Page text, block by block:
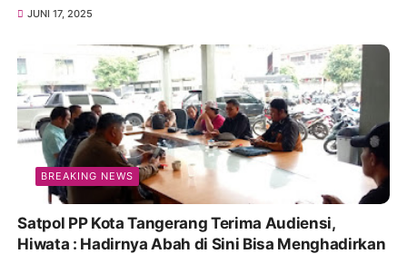
JUNI 17, 2025
BREAKING NEWS
Satpol PP Kota Tangerang Terima Audiensi,
Hiwata : Hadirnya Abah di Sini Bisa Menghadirkan